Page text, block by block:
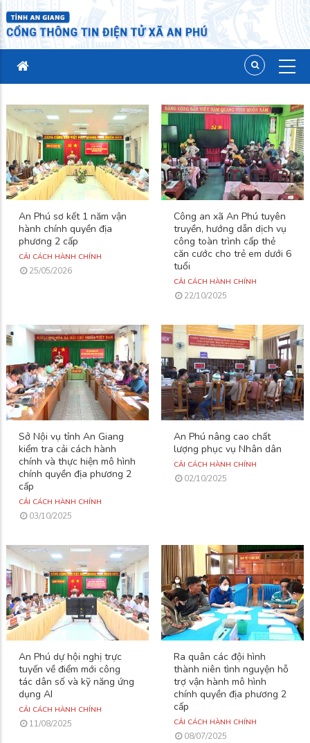
An Phú sơ kết 1 năm vận
hành chính quyền địa
phương 2 cấp
CẢI CÁCH HÀNH CHÍNH
25/05/2026
Công an xã An Phú tuyên
truyền, hướng dẫn dịch vụ
công toàn trình cấp thẻ
căn cước cho trẻ em dưới 6
tuổi
CẢI CÁCH HÀNH CHÍNH
22/10/2025
Sở Nội vụ tỉnh An Giang
kiểm tra cải cách hành
chính và thực hiện mô hình
chính quyền địa phương 2
cấp
CẢI CÁCH HÀNH CHÍNH
03/10/2025
An Phú nâng cao chất
lượng phục vụ Nhân dân
CẢI CÁCH HÀNH CHÍNH
02/10/2025
An Phú dự hội nghị trực
tuyến về điểm mới công
tác dân số và kỹ năng ứng
dụng AI
CẢI CÁCH HÀNH CHÍNH
11/08/2025
Ra quân các đội hình
thành niên tình nguyện hỗ
trợ vận hành mô hình
chính quyền địa phương 2
cấp
CẢI CÁCH HÀNH CHÍNH
08/07/2025